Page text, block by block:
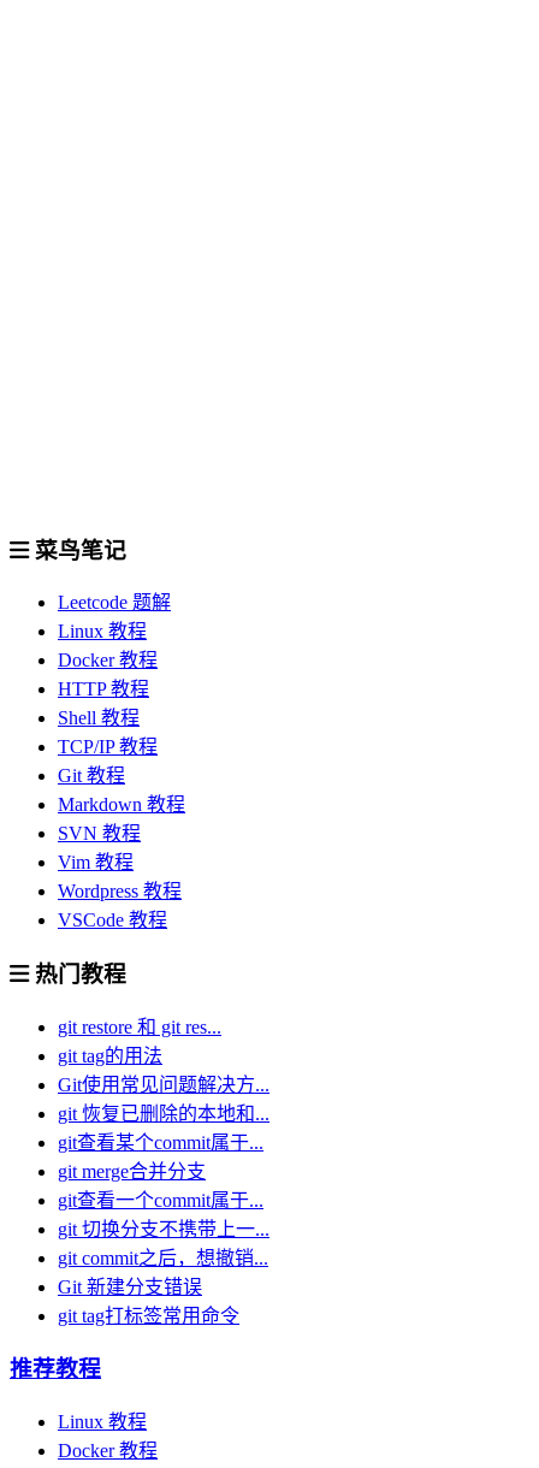
菜鸟笔记
Leetcode 题解
Linux 教程
Docker 教程
HTTP 教程
Shell 教程
TCP/IP 教程
Git 教程
Markdown 教程
SVN 教程
Vim 教程
Wordpress 教程
VSCode 教程
热门教程
git restore 和 git res...
git tag的用法
Git使用常见问题解决方...
git 恢复已删除的本地和...
git查看某个commit属于...
git merge合并分支
git查看一个commit属于...
git 切换分支不携带上一...
git commit之后，想撤销...
Git 新建分支错误
git tag打标签常用命令
推荐教程
Linux 教程
Docker 教程